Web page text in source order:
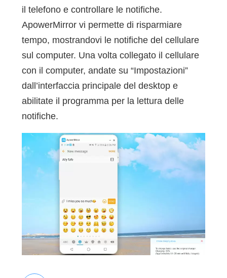
il telefono e controllare le notifiche.
ApowerMirror vi permette di risparmiare
tempo, mostrandovi le notifiche del cellulare
sul computer. Una volta collegato il cellulare
con il computer, andate su “Impostazioni”
dall’interfaccia principale del desktop e
abilitate il programma per la lettura delle
notifiche.